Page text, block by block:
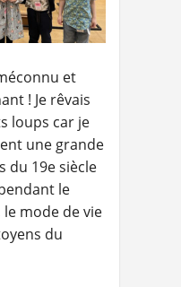
et
! Je rêvais
loups car je
une grande
du 19e siècle
le
mode de vie
du